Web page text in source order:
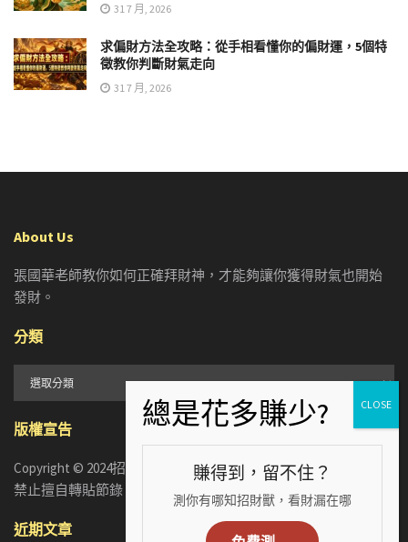
31 7 月, 2026
求偏財方法全攻略：從手相看懂你的偏財運，5個特
徵教你判斷財氣走向
31 7 月, 2026
About Us
張國華老師教你如何正確拜財神，才能夠讓你獲得財氣也開始
發財。
分類
版權宣告
Copyright © 2024招財張國華. ALL RIGHTS RESERVED. 版權所有，
禁止擅自轉貼節錄
近期文章
賺得到，留不住？
測你有哪知招財獸，看財漏在哪